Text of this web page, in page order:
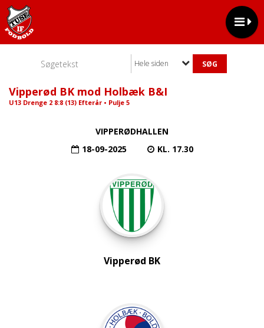
Hele siden
Vipperød BK mod Holbæk B&I
U13 Drenge 2 8:8 (13) Efterår • Pulje 5
VIPPERØDHALLEN
18-09-2025
KL. 17.30
Vipperød BK